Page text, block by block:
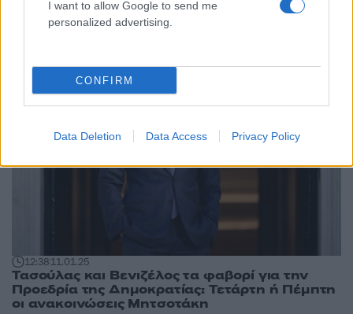
I want to allow Google to send me
personalized advertising.
CONFIRM
Data Deletion Data Access Privacy Policy
δημοσκοπήσεων
12:3811.01.25
Τασούλας και Βενιζέλος τα φαβορί για την
Προεδρία της Δημοκρατίας: Τετάρτη ή Πέμπτη
οι ανακοινώσεις Μητσοτάκη